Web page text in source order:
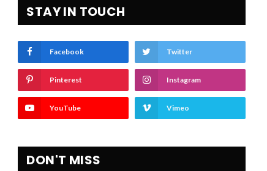
STAY IN TOUCH
Facebook Twitter
Pinterest Instagram
YouTube Vimeo
DON'T MISS